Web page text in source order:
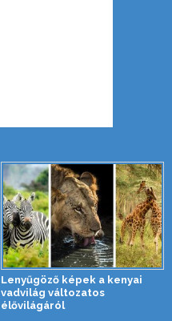
Lenyűgöző képek a kenyai
vadvilág változatos
élővilágáról